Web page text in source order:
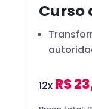
Curso
12x R$